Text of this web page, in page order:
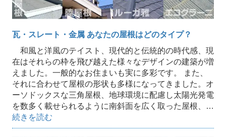
瓦・スレート・金属 あなたの屋根はどのタイプ？
和風と洋風のテイスト、現代的と伝統的の時代感、現
在はそれらの枠を飛び越えた様々なデザインの建築が増
えました。一般的なお住まいも実に多彩です。 また、
それに合わせて屋根の形状も多様になってきました。オ
ーソドックスな三角屋根、地球環境に配慮し太陽光発電
を数多く載せられるように南斜面を広く取った屋根、…
続きを読む